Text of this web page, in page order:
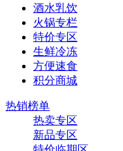
酒水乳饮
火锅专栏
特价专区
生鲜冷冻
方便速食
积分商城
热销榜单
热卖专区
新品专区